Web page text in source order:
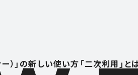
）」の新しい使い方「二次利用」と